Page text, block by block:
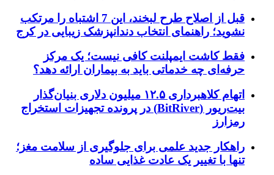
قبل از اصلاح طرح لبخند، این 7 اشتباه را مرتکب
نشوید؛ راهنمای انتخاب دندانپزشک زیبایی در کرج
فقط کاشت ایمپلنت کافی نیست؛ یک مرکز
حرفه‌ای چه خدماتی باید به بیماران ارائه دهد؟
اتهام کلاهبرداری ۱۲.۵ میلیون دلاری بنیان‌گذار
بیت‌ریور (BitRiver) در پرونده تجهیزات استخراج
رمزارز
راهکار جدید علمی برای جلوگیری از سلامت مغز؛
تنها با تغییر یک عادت غذایی ساده